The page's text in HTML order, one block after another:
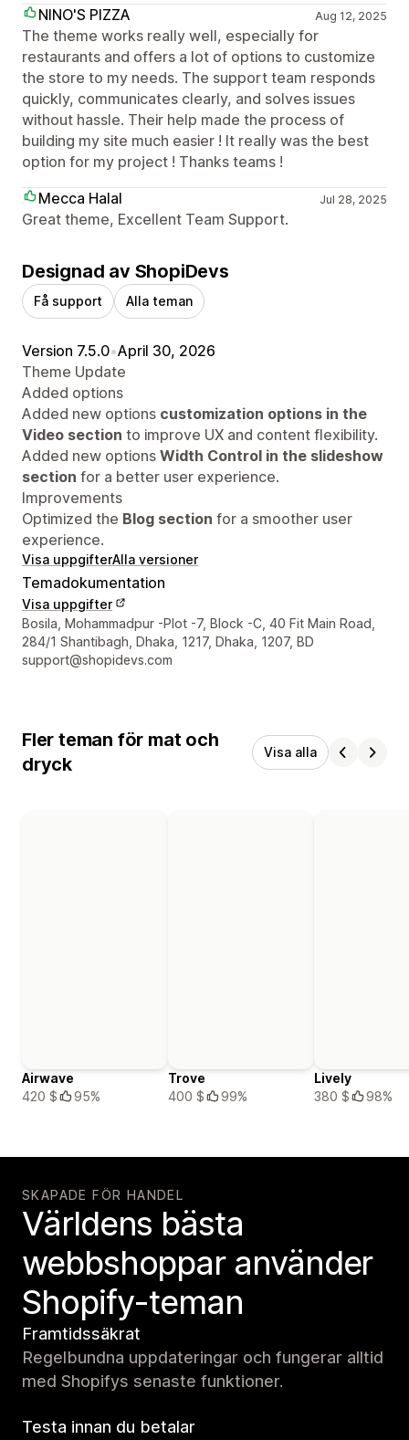
NINO'S PIZZA
Aug 12, 2025
The theme works really well, especially for
restaurants and offers a lot of options to customize
the store to my needs. The support team responds
quickly, communicates clearly, and solves issues
without hassle. Their help made the process of
building my site much easier ! It really was the best
option for my project ! Thanks teams !
Mecca Halal
Jul 28, 2025
Great theme, Excellent Team Support.
Designad av ShopiDevs
Få support Alla teman
Version 7.5.0•April 30, 2026
Theme Update
Added options
Added new options customization options in the
Video section to improve UX and content flexibility.
Added new options Width Control in the slideshow
section for a better user experience.
Improvements
Optimized the Blog section for a smoother user
experience.
Visa uppgifterAlla versioner
Temadokumentation
Visa uppgifter
Designerns kontaktuppgifter
Bosila, Mohammadpur -Plot -7, Block -C, 40 Fit Main Road,
284/1 Shantibagh, Dhaka, 1217, Dhaka, 1207, BD
support@shopidevs.com
Fler teman för mat och
dryck
Visa alla
Airwave
420 $
95%
Trove
400 $
99%
Lively
380 $
98%
SKAPADE FÖR HANDEL
Världens bästa
webbshoppar använder
Shopify-teman
Framtidssäkrat
Regelbundna uppdateringar och fungerar alltid
med Shopifys senaste funktioner.
Testa innan du betalar